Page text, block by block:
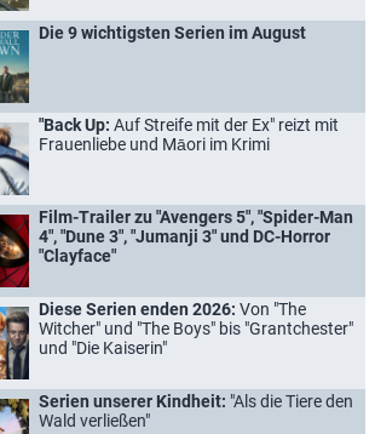
Die 9 wichtigsten Serien im August
"Back Up: Auf Streife mit der Ex" reizt mit
Frauenliebe und Māori im Krimi
Film-Trailer zu "Avengers 5", "Spider-Man
4", "Dune 3", "Jumanji 3" und DC-Horror
"Clayface"
Diese Serien enden 2026: Von "The
Witcher" und "The Boys" bis "Grantchester"
und "Die Kaiserin"
Serien unserer Kindheit: "Als die Tiere den
Wald verließen"